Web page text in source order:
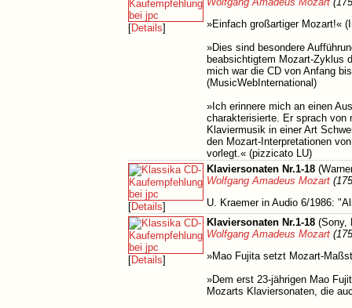
[Details]
»Einfach großartiger Mozart!«
»Dies sind besondere
beabsichtigtem Mozart-Zyklus
mich war die CD von Anfang
(MusicWebInternational)
»Ich erinnere mich an einen
charakterisierte. Er sprach von
Klaviermusik in einer Art
den Mozart-Interpretationen
vorlegt.« (pizzicato LU)
[Details]
Klaviersonaten Nr.1-18
Wolfgang Amadeus Mozart
U. Kraemer in Audio 6/1986:
[Details]
Klaviersonaten Nr.1-18 (Sony,
Wolfgang Amadeus Mozart
»Mao Fujita setzt Mozart-
»Dem erst 23-jährigen Mao
Mozarts Klaviersonaten, die